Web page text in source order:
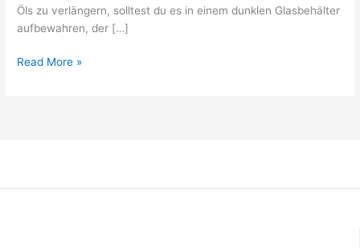
Öls zu verlängern, solltest du es in einem dunklen Glasbehälter
aufbewahren, der […]
Read More »